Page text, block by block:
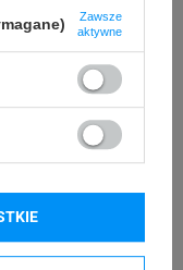
Zawsze
aktywne